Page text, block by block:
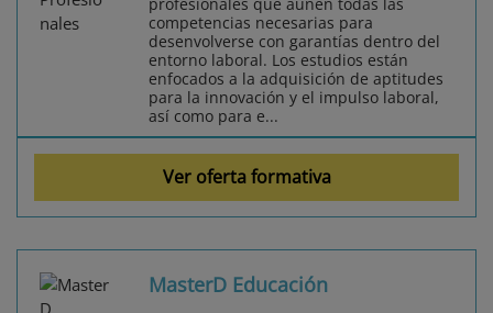
profesionales que aúnen todas las
competencias necesarias para
desenvolverse con garantías dentro del
entorno laboral. Los estudios están
enfocados a la adquisición de aptitudes
para la innovación y el impulso laboral,
así como para e...
Ver oferta formativa
MasterD Educación